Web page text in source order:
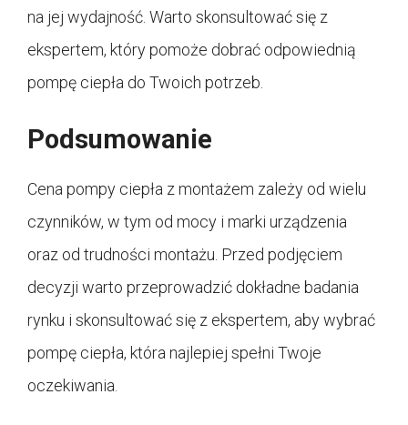
na jej wydajność. Warto skonsultować się z
ekspertem, który pomoże dobrać odpowiednią
pompę ciepła do Twoich potrzeb.
Podsumowanie
Cena pompy ciepła z montażem zależy od wielu
czynników, w tym od mocy i marki urządzenia
oraz od trudności montażu. Przed podjęciem
decyzji warto przeprowadzić dokładne badania
rynku i skonsultować się z ekspertem, aby wybrać
pompę ciepła, która najlepiej spełni Twoje
oczekiwania.